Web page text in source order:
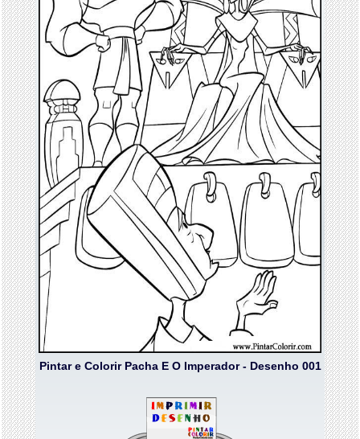
Pintar e Colorir Pacha E O Imperador - Desenho 001